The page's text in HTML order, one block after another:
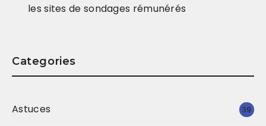
les sites de sondages rémunérés
Categories
Astuces 39